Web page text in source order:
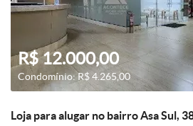
R$ 12.000,00
Condomínio: R$ 4.265,00
Loja para alugar no bairro Asa Sul,